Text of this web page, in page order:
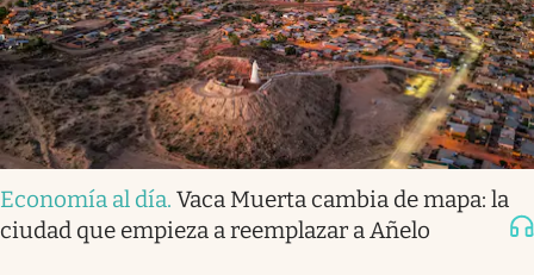
Economía al día. Vaca Muerta cambia de mapa: la
ciudad que empieza a reemplazar a Añelo